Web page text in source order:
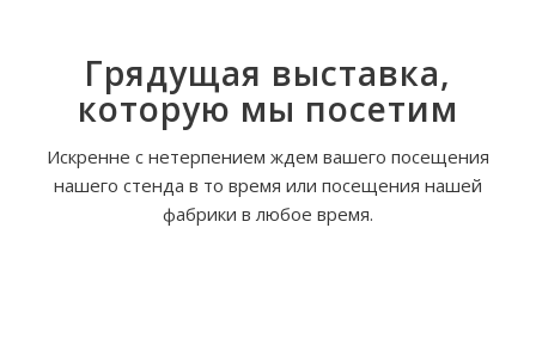
Грядущая выставка,
которую мы посетим
Искренне с нетерпением ждем вашего посещения
нашего стенда в то время или посещения нашей
фабрики в любое время.